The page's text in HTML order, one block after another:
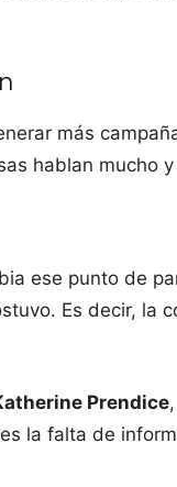
más
hablan mucho
ese punto de
Es decir, la
Prendice
la falta de